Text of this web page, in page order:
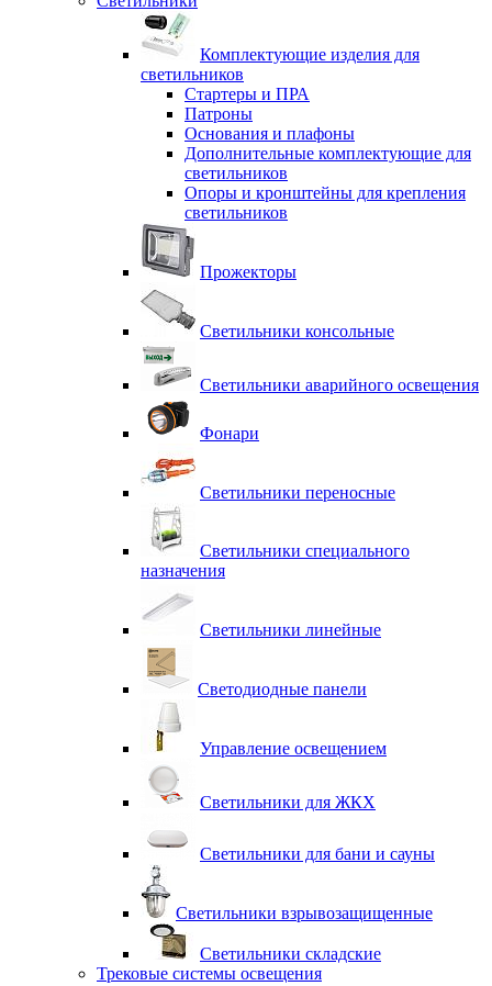
Комплектующие изделия для
светильников
Стартеры и ПРА
Патроны
Основания и плафоны
Дополнительные комплектующие для
светильников
Опоры и кронштейны для крепления
светильников
Прожекторы
Светильники консольные
Светильники аварийного освещения
Фонари
Светильники переносные
Светильники специального
назначения
Светильники линейные
Светодиодные панели
Управление освещением
Светильники для ЖКХ
Светильники для бани и сауны
Светильники взрывозащищенные
Светильники складские
Трековые системы освещения